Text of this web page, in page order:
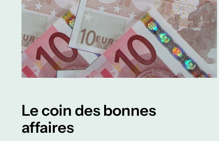
Le coin des bonnes
affaires